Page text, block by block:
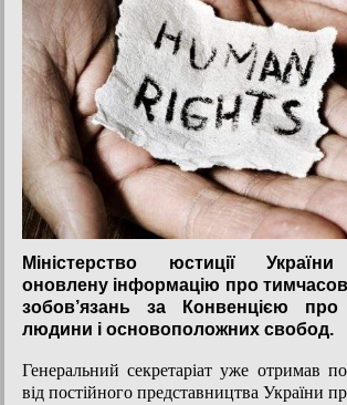
Міністерство юстиції України
оновлену інформацію про
зобов’язань за Конвенцією
людини і основоположних свобод.
Генеральний секретаріат уже отримав
від постійного представництва України